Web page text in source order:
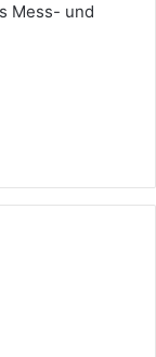
Mess- und